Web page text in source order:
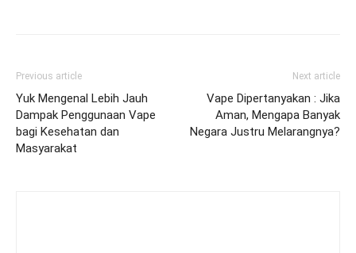
Previous article
Yuk Mengenal Lebih Jauh
Dampak Penggunaan Vape
bagi Kesehatan dan
Masyarakat
Next article
Vape Dipertanyakan : Jika
Aman, Mengapa Banyak
Negara Justru Melarangnya?